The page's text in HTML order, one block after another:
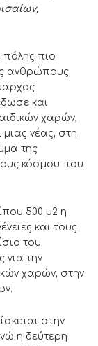
πόλης πιο
ανθρώπους
και
χαρών,
νέας, στη
της
κόσμου που
500 μ2 η
και τους
του
για την
χαρών, στην
στην
η δεύτερη